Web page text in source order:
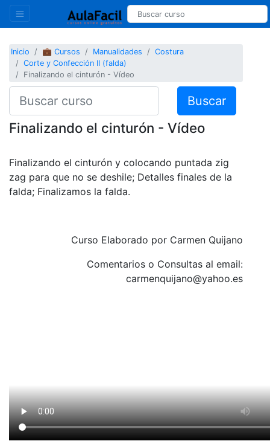
Inicio 💼 Cursos Manualidades
Costura
Corte y Confección II (falda)
Finalizando el cinturón - Vídeo
Buscar
Finalizando el cinturón - Vídeo
Finalizando el cinturón y colocando puntada zig
zag para que no se deshile; Detalles finales de la
falda; Finalizamos la falda.
Curso Elaborado por Carmen Quijano
Comentarios o Consultas al email:
carmenquijano@yahoo.es